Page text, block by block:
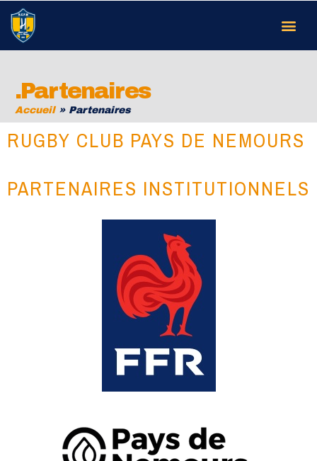
.Partenaires
Accueil» Partenaires
RUGBY CLUB PAYS DE NEMOURS
PARTENAIRES INSTITUTIONNELS